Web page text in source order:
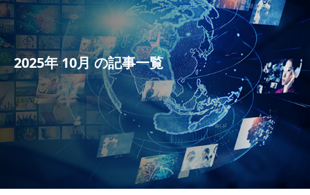
2025年 10月 の記事一覧